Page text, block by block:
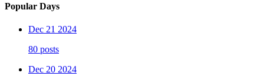
Popular Days
Dec 21 2024
80 posts
Dec 20 2024